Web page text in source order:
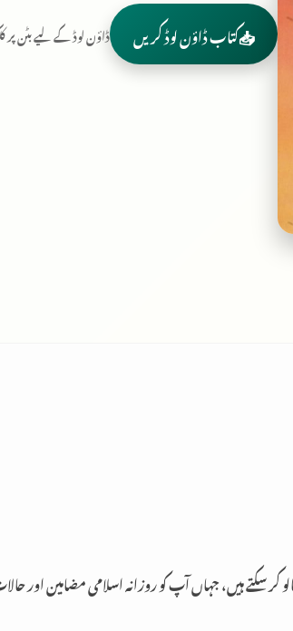
📥کتاب ڈاؤن لوڈ کریں ڈاؤن لوڈ کے لیے بٹن
سکتے ہیں، جہاں آپ کو روزانہ اسلامی مضامین اور